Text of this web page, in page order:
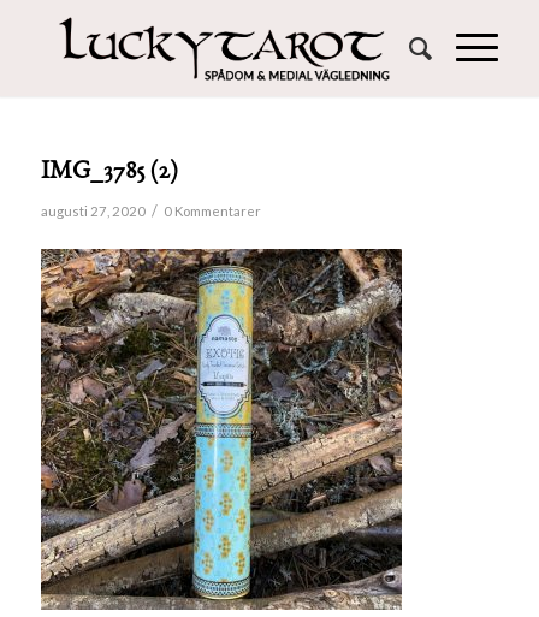
IMG_3785 (2)
augusti 27, 2020 / 0 Kommentarer